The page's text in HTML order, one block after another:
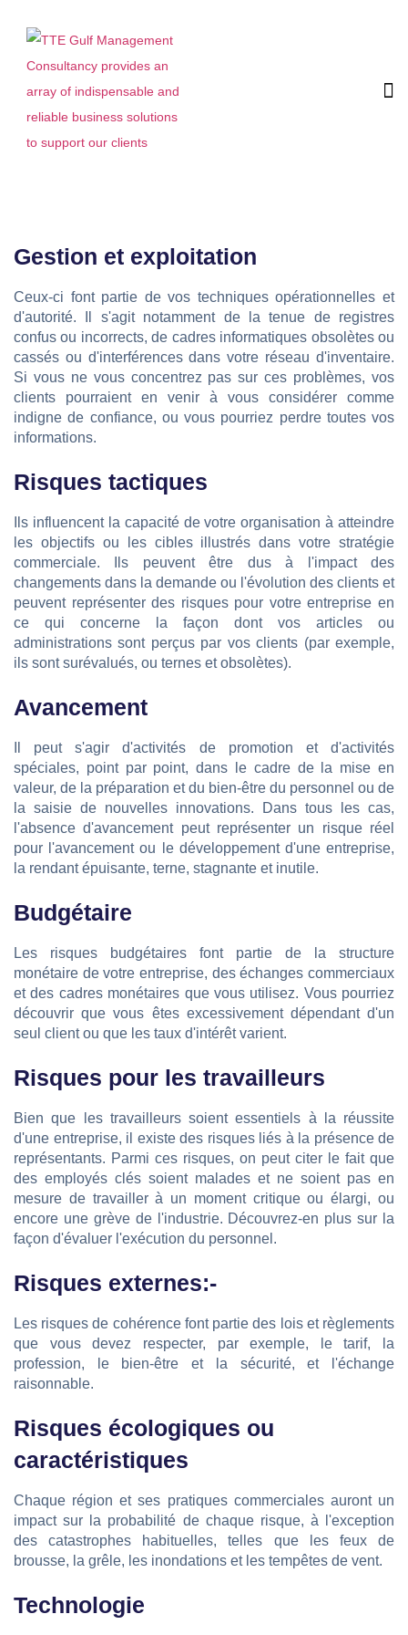
Gestion et exploitation
Ceux-ci font partie de vos techniques opérationnelles et
d'autorité. Il s'agit notamment de la tenue de registres
confus ou incorrects, de cadres informatiques obsolètes ou
cassés ou d'interférences dans votre réseau d'inventaire.
Si vous ne vous concentrez pas sur ces problèmes, vos
clients pourraient en venir à vous considérer comme
indigne de confiance, ou vous pourriez perdre toutes vos
informations.
Risques tactiques
Ils influencent la capacité de votre organisation à atteindre
les objectifs ou les cibles illustrés dans votre stratégie
commerciale. Ils peuvent être dus à l'impact des
changements dans la demande ou l'évolution des clients et
peuvent représenter des risques pour votre entreprise en
ce qui concerne la façon dont vos articles ou
administrations sont perçus par vos clients (par exemple,
ils sont surévalués, ou ternes et obsolètes).
Avancement
Il peut s'agir d'activités de promotion et d'activités
spéciales, point par point, dans le cadre de la mise en
valeur, de la préparation et du bien-être du personnel ou de
la saisie de nouvelles innovations. Dans tous les cas,
l'absence d'avancement peut représenter un risque réel
pour l'avancement ou le développement d'une entreprise,
la rendant épuisante, terne, stagnante et inutile.
Budgétaire
Les risques budgétaires font partie de la structure
monétaire de votre entreprise, des échanges commerciaux
et des cadres monétaires que vous utilisez. Vous pourriez
découvrir que vous êtes excessivement dépendant d'un
seul client ou que les taux d'intérêt varient.
Risques pour les travailleurs
Bien que les travailleurs soient essentiels à la réussite
d'une entreprise, il existe des risques liés à la présence de
représentants. Parmi ces risques, on peut citer le fait que
des employés clés soient malades et ne soient pas en
mesure de travailler à un moment critique ou élargi, ou
encore une grève de l'industrie. Découvrez-en plus sur la
façon d'évaluer l'exécution du personnel.
Risques externes:-
Les risques de cohérence font partie des lois et règlements
que vous devez respecter, par exemple, le tarif, la
profession, le bien-être et la sécurité, et l'échange
raisonnable.
Risques écologiques ou
caractéristiques
Chaque région et ses pratiques commerciales auront un
impact sur la probabilité de chaque risque, à l'exception
des catastrophes habituelles, telles que les feux de
brousse, la grêle, les inondations et les tempêtes de vent.
Technologie